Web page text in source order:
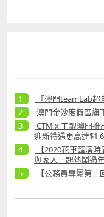
「澳門teamLab超
澳門金沙度假區旗
CTM x 工銀澳門推
迎新禮遇更高達
【2020花車匯演
與家人一起熱鬧過
【公務員專屬第二